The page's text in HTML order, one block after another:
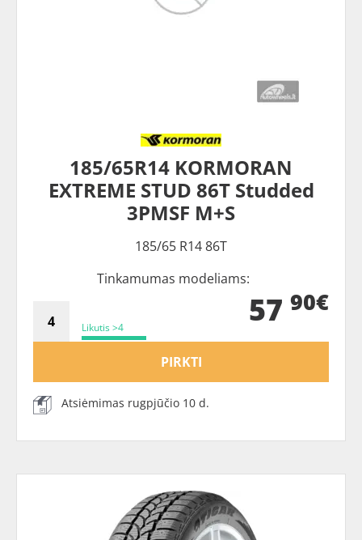
185/65R14 KORMORAN
EXTREME STUD 86T Studded
3PMSF M+S
185/65 R14 86T
Tinkamumas modeliams:
Likutis >4 57 90€
PIRKTI
Atsiėmimas rugpjūčio 10 d.